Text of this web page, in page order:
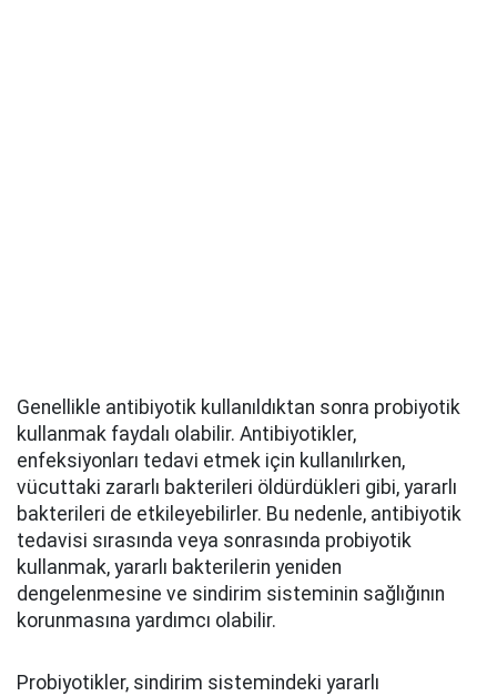
Genellikle antibiyotik kullanıldıktan sonra probiyotik
kullanmak faydalı olabilir. Antibiyotikler,
enfeksiyonları tedavi etmek için kullanılırken,
vücuttaki zararlı bakterileri öldürdükleri gibi, yararlı
bakterileri de etkileyebilirler. Bu nedenle, antibiyotik
tedavisi sırasında veya sonrasında probiyotik
kullanmak, yararlı bakterilerin yeniden
dengelenmesine ve sindirim sisteminin sağlığının
korunmasına yardımcı olabilir.
Probiyotikler, sindirim sistemindeki yararlı